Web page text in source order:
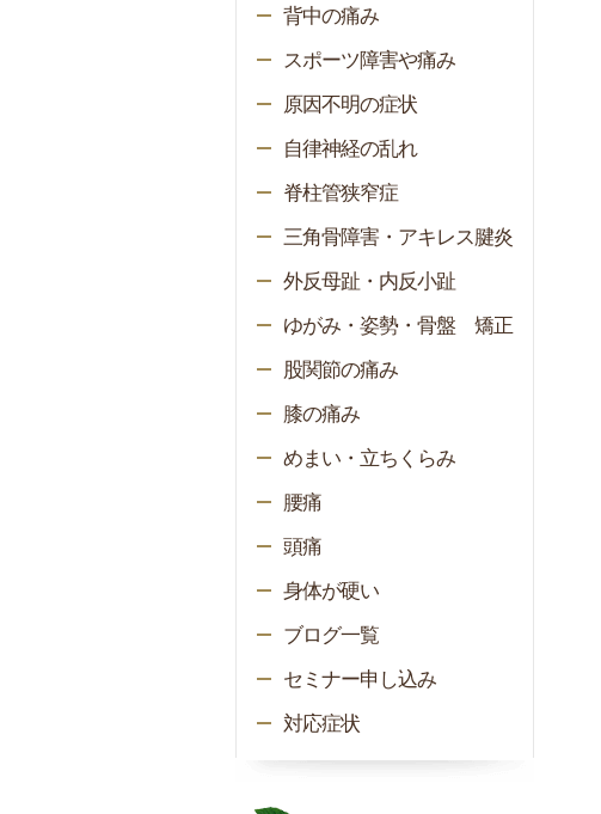
背中の痛み
スポーツ障害や痛み
原因不明の症状
自律神経の乱れ
脊柱管狭窄症
三角骨障害・アキレス腱炎
外反母趾・内反小趾
ゆがみ・姿勢・骨盤 矯正
股関節の痛み
膝の痛み
めまい・立ちくらみ
腰痛
頭痛
身体が硬い
ブログ一覧
セミナー申し込み
対応症状